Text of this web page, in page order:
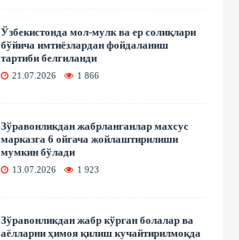
Ўзбекистонда мол-мулк ва ер солиқлари
бўйича имтиёзлардан фойдаланиш
тартиби белгиланди
21.07.2026 1 866
Зўравонликдан жабрланганлар махсус
марказга 6 ойгача жойлаштирилиши
мумкин бўлади
13.07.2026 1 923
Зўравонликдан жабр кўрган болалар ва
аёлларни ҳимоя қилиш кучайтирилмоқда